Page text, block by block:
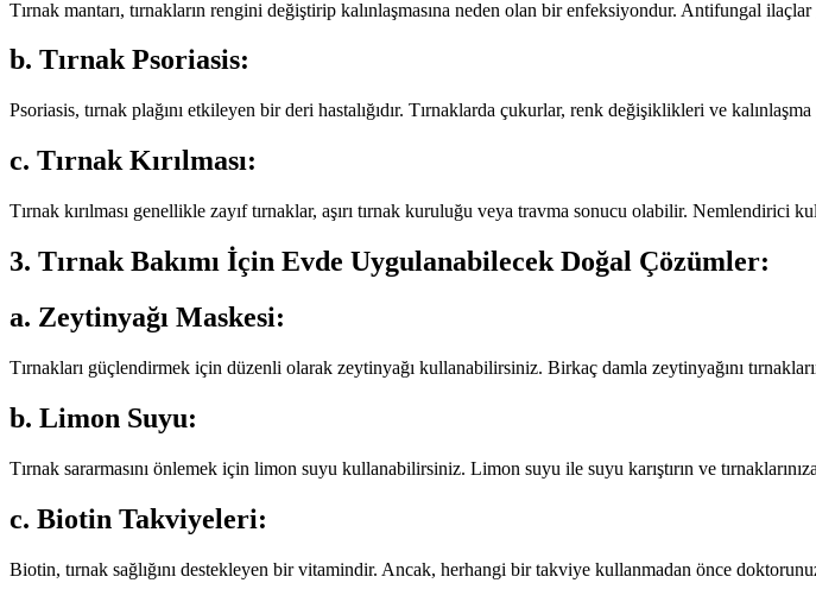
Tırnak mantarı, tırnakların rengini değiştirip kalınlaşmasına neden olan bir enfeksiyondur. Antifungal
b. Tırnak Psoriasis:
Psoriasis, tırnak plağını etkileyen bir deri hastalığıdır. Tırnaklarda çukurlar, renk değişiklikleri ve
c. Tırnak Kırılması:
Tırnak kırılması genellikle zayıf tırnaklar, aşırı tırnak kuruluğu veya travma sonucu olabilir. Nemlendirici
3. Tırnak Bakımı İçin Evde Uygulanabilecek Doğal Çözümler:
a. Zeytinyağı Maskesi:
Tırnakları güçlendirmek için düzenli olarak zeytinyağı kullanabilirsiniz. Birkaç damla zeytinyağını
b. Limon Suyu:
Tırnak sararmasını önlemek için limon suyu kullanabilirsiniz. Limon suyu ile suyu karıştırın ve
c. Biotin Takviyeleri:
Biotin, tırnak sağlığını destekleyen bir vitamindir. Ancak, herhangi bir takviye kullanmadan önce